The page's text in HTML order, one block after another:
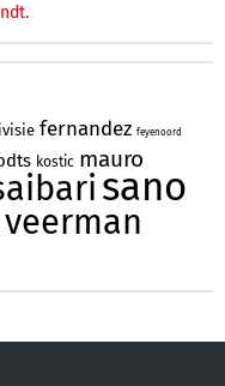
fernandez feyenoord
kostic mauro
sano
veerman